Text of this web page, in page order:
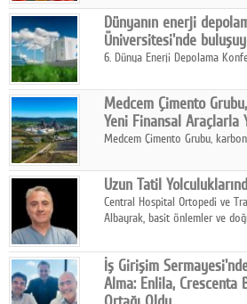
pratik, güvenilir ve lezzetli bir
Dünyanın enerji
Üniversitesi'nde
6. Dünya Enerji Depolama
sahipliğinde gerçekleştirilecek.
Medcem Çimento
Yeni Finansal Araçlarla
Medcem Çimento Grubu,
Uzun Tatil
Central Hospital Ortopedi ve
Albayrak, basit önlemler ve
İş Girişim
Alma: Enlila, Crescenta